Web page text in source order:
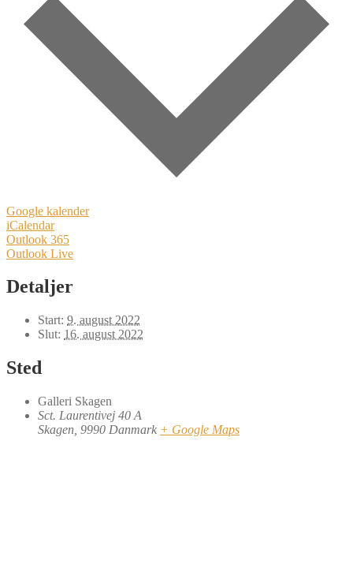
Google kalender
iCalendar
Outlook 365
Outlook Live
Detaljer
Start: 9. august 2022
Slut: 16. august 2022
Sted
Galleri Skagen
Sct. Laurentivej 40 A
Skagen 9990 Danmark + Google Maps